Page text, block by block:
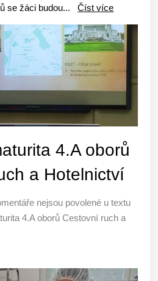
se žáci budou...Číst více
4.A oborů
a Hotelnictví
nejsou povolené u textu
4.A oborů Cestovní ruch a